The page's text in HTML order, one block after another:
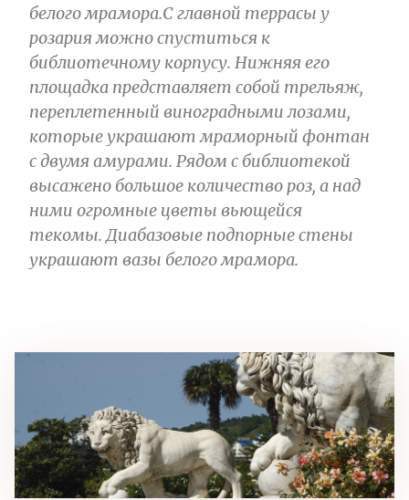
белого мрамора.С главной террасы у
розария можно спуститься к
библиотечному корпусу. Нижняя его
площадка представляет собой трельяж,
переплетенный виноградными лозами,
которые украшают мраморный фонтан
с двумя амурами. Рядом с библиотекой
высажено большое количество роз, а над
ними огромные цветы вьющейся
текомы. Диабазовые подпорные стены
украшают вазы белого мрамора.